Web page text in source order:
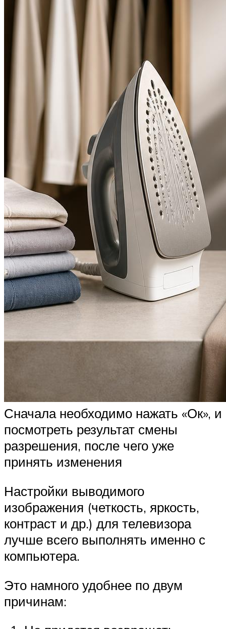
Сначала необходимо нажать «Ок», и
посмотреть результат смены
разрешения, после чего уже
принять изменения
Настройки выводимого
изображения (четкость, яркость,
контраст и др.) для телевизора
лучше всего выполнять именно с
компьютера.
Это намного удобнее по двум
причинам: